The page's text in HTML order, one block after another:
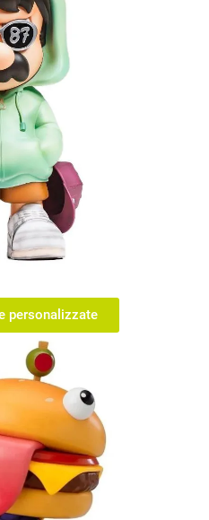
personalizzate